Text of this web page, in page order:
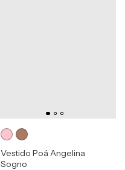
Vestido Poá Angelina
Sogno